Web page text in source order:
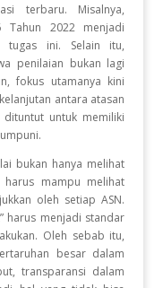
terbaru. Misalnya,
Tahun 2022 menjadi
tugas ini. Selain itu,
penilaian bukan lagi
fokus utamanya kini
antara atasan
untuk memiliki
.
bukan hanya melihat
harus mampu melihat
oleh setiap ASN.
harus menjadi standar
. Oleh sebab itu,
besar dalam
transparansi dalam